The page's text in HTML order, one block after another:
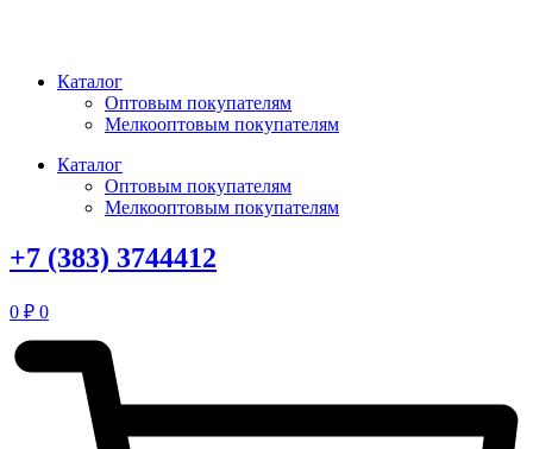
Каталог
Оптовым покупателям
Мелкооптовым покупателям
Каталог
Оптовым покупателям
Мелкооптовым покупателям
+7 (383) 3744412
0 ₽ 0